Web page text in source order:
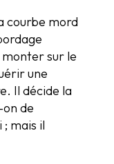
courbe mord
sur le
une
Il décide la
de
mais il